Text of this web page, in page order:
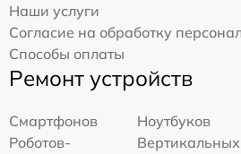
Наши услуги
Согласие на обработку
Способы оплаты
Ремонт устройств
Смартфонов
Ноутбуков
Роботов-
Вертикальных